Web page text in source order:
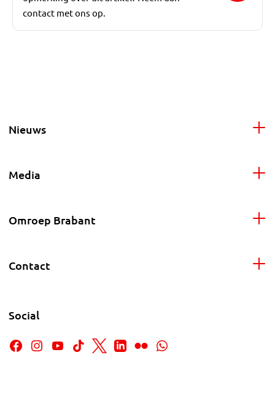
contact met ons op.
Nieuws
Media
Omroep Brabant
Contact
Social